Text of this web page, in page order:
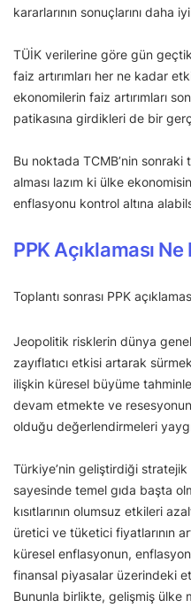
kararlarının sonuçlarını daha
TÜİK verilerine göre gün
faiz artırımları her ne kadar
ekonomilerin faiz artırımları
patikasına girdikleri de bir
Bu noktada TCMB’nin sonraki
alması lazım ki ülke
enflasyonu kontrol altına
PPK Açıklaması
Toplantı sonrası PPK
Jeopolitik risklerin dünya
zayıflatıcı etkisi artarak
ilişkin küresel büyüme
devam etmekte ve
olduğu değerlendirmeleri
Türkiye’nin geliştirdiği
sayesinde temel gıda başta
kısıtlarının olumsuz etkileri
üretici ve tüketici fiyatlarının
küresel enflasyonun,
finansal piyasalar üzerindeki
Bununla birlikte, gelişmiş ülke